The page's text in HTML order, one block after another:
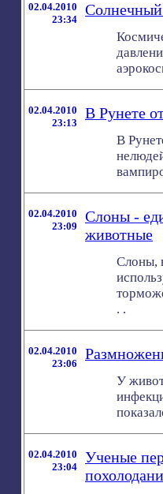
02.04.2010
23:34
Солнечный
02.04.2010
23:13
В Рунете
В
02.04.2010
23:09
Слоны -
животные
Слоны,
. .
02.04.2010
23:06
У
02.04.2010
23:04
Ученые